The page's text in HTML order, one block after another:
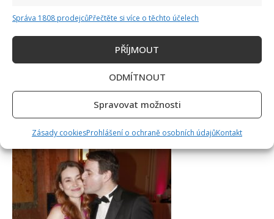
Správa 1808 prodejcůPřečtěte si více o těchto účelech
PŘÍJMOUT
ODMÍTNOUT
Spravovat možnosti
Zásady cookiesProhlášení o ochraně osobních údajůKontakt
Test znalostí o československých pohádkách: Bez chyby
projde málokdo, pamětníci by ale měli dát alespoň 8/10